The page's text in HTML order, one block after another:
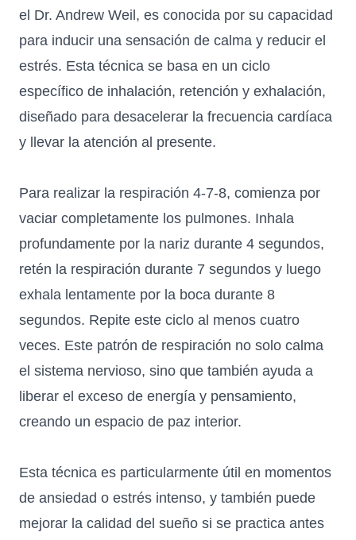
el Dr. Andrew Weil, es conocida por su capacidad
para inducir una sensación de calma y reducir el
estrés. Esta técnica se basa en un ciclo
específico de inhalación, retención y exhalación,
diseñado para desacelerar la frecuencia cardíaca
y llevar la atención al presente.
Para realizar la respiración 4-7-8, comienza por
vaciar completamente los pulmones. Inhala
profundamente por la nariz durante 4 segundos,
retén la respiración durante 7 segundos y luego
exhala lentamente por la boca durante 8
segundos. Repite este ciclo al menos cuatro
veces. Este patrón de respiración no solo calma
el sistema nervioso, sino que también ayuda a
liberar el exceso de energía y pensamiento,
creando un espacio de paz interior.
Esta técnica es particularmente útil en momentos
de ansiedad o estrés intenso, y también puede
mejorar la calidad del sueño si se practica antes